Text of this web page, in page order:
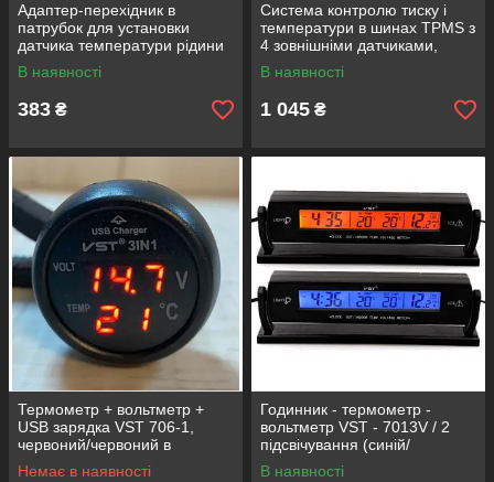
Адаптер-перехідник в
патрубок для установки
датчика температури рідини
32мм
В наявності
383 ₴
Система контролю тиску і
температури в шинах TPMS з
4 зовнішніми датчиками,
сонячна панель
В наявності
1 045 ₴
Термометр + вольтметр +
USB зарядка VST 706-1,
червоний/червоний в
прикурювач 12-24В
Немає в наявності
Годинник - термометр -
вольтметр VST - 7013V / 2
підсвічування (синій/
помаранчевий)
В наявності